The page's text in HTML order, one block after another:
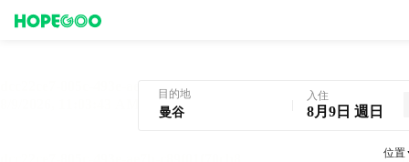
目的地 入住
8月9日 週日
位置